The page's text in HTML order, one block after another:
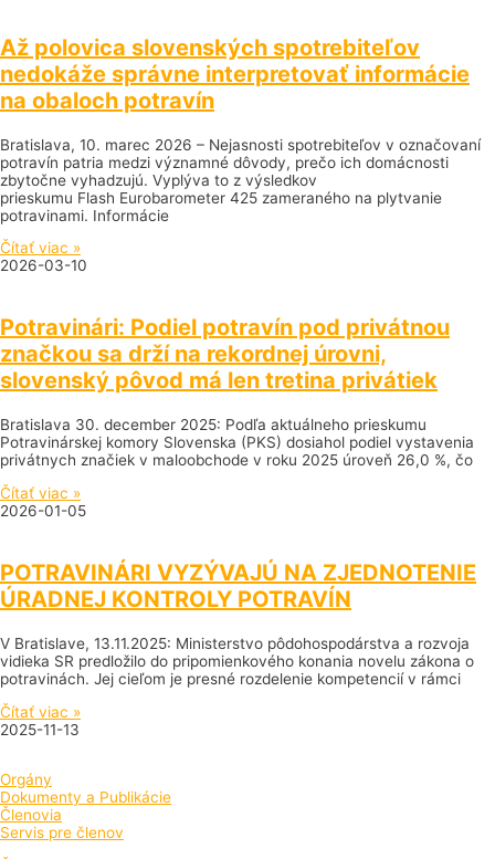
Až polovica slovenských spotrebiteľov
nedokáže správne interpretovať informácie
na obaloch potravín
Bratislava, 10. marec 2026 – Nejasnosti spotrebiteľov v označovaní
potravín patria medzi významné dôvody, prečo ich domácnosti
zbytočne vyhadzujú. Vyplýva to z výsledkov
prieskumu Flash Eurobarometer 425 zameraného na plytvanie
potravinami. Informácie
Čítať viac »
2026-03-10
Potravinári: Podiel potravín pod privátnou
značkou sa drží na rekordnej úrovni,
slovenský pôvod má len tretina privátiek
Bratislava 30. december 2025: Podľa aktuálneho prieskumu
Potravinárskej komory Slovenska (PKS) dosiahol podiel vystavenia
privátnych značiek v maloobchode v roku 2025 úroveň 26,0 %, čo
Čítať viac »
2026-01-05
POTRAVINÁRI VYZÝVAJÚ NA ZJEDNOTENIE
ÚRADNEJ KONTROLY POTRAVÍN
V Bratislave, 13.11.2025: Ministerstvo pôdohospodárstva a rozvoja
vidieka SR predložilo do pripomienkového konania novelu zákona o
potravinách. Jej cieľom je presné rozdelenie kompetencií v rámci
Čítať viac »
2025-11-13
Orgány
Dokumenty a Publikácie
Členovia
Servis pre členov